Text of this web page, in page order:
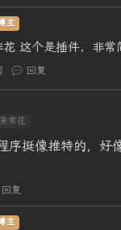
主
花 这个是插件，非常
回复
常往
序挺像推特的，好
回复
主